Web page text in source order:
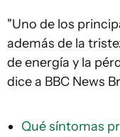
"Uno de los
además de la
de energía y la
dice a BBC News
Qué síntomas